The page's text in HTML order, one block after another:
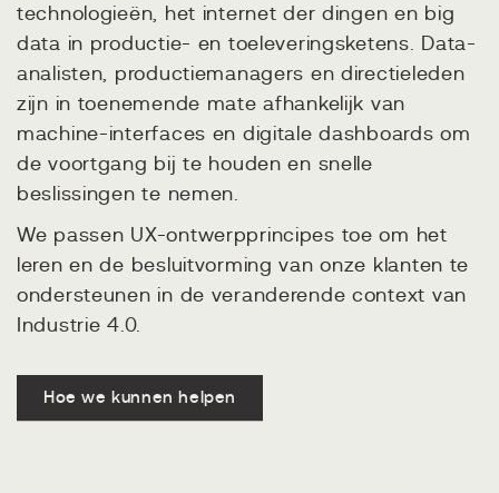
technologieën, het internet der dingen en big
data in productie- en toeleveringsketens. Data-
analisten, productiemanagers en directieleden
zijn in toenemende mate afhankelijk van
machine-interfaces en digitale dashboards om
de voortgang bij te houden en snelle
beslissingen te nemen.
We passen UX-ontwerpprincipes toe om het
leren en de besluitvorming van onze klanten te
ondersteunen in de veranderende context van
Industrie 4.0.
Hoe we kunnen helpen